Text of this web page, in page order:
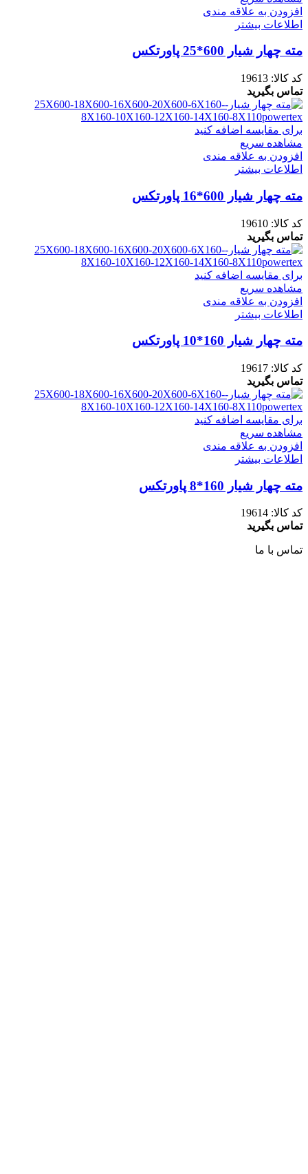
افزودن به علاقه مندی
اطلاعات بیشتر
مته چهار شیار 600*25 پاورتکس
کد کالا: 19613
تماس بگیرید
برای مقایسه اضافه کنید
مشاهده سریع
افزودن به علاقه مندی
اطلاعات بیشتر
مته چهار شیار 600*16 پاورتکس
کد کالا: 19610
تماس بگیرید
برای مقایسه اضافه کنید
مشاهده سریع
افزودن به علاقه مندی
اطلاعات بیشتر
مته چهار شیار 160*10 پاورتکس
کد کالا: 19617
تماس بگیرید
برای مقایسه اضافه کنید
مشاهده سریع
افزودن به علاقه مندی
اطلاعات بیشتر
مته چهار شیار 160*8 پاورتکس
کد کالا: 19614
تماس بگیرید
تماس با ما